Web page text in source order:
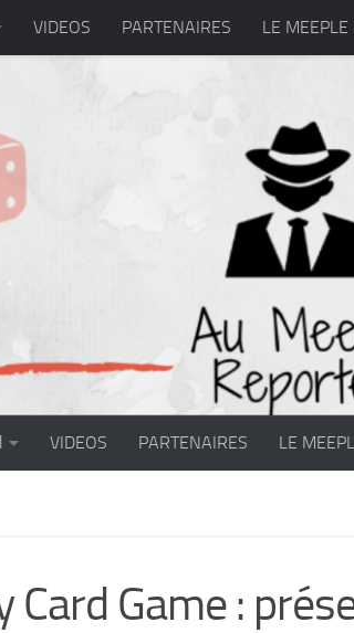
VIDEOS PARTENAIRES LE MEEPLE
VIDEOS PARTENAIRES LE
Game :